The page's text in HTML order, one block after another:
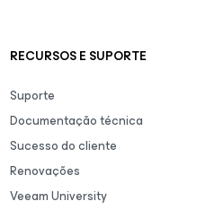
RECURSOS E SUPORTE
Suporte
Documentação técnica
Sucesso do cliente
Renovações
Veeam University